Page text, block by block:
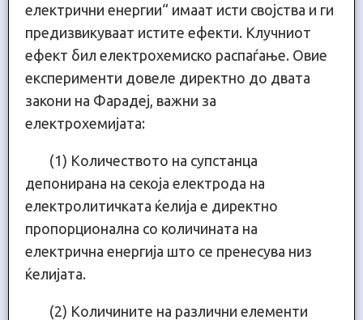
електрични енергии“ имаат исти својства и ги
предизвикуваат истите ефекти. Клучниот
ефект бил електрохемиско распаѓање. Овие
експерименти довеле директно до двата
закони на Фарадеј, важни за
електрохемијата:
(1) Количеството на супстанца
депонирана на секоја електрода на
електролитичката ќелија е директно
пропорционална со количината на
електрична енергија што се пренесува низ
ќелијата.
(2) Количините на различни елементи